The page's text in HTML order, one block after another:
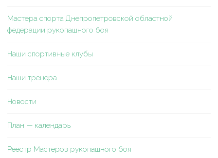
Мастера спорта Днепропетровской областной
федерации рукопашного боя
Наши спортивные клубы
Наши тренера
Новости
План — календарь
Реестр Мастеров рукопашного боя